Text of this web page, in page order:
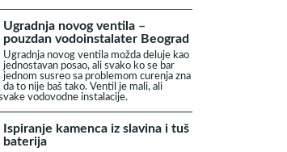
Ugradnja novog ventila –
pouzdan vodoinstalater Beograd
Ugradnja novog ventila možda deluje kao
jednostavan posao, ali svako ko se bar
jednom susreo sa problemom curenja zna
da to nije baš tako. Ventil je mali, ali
vodovodne instalacije.
Ispiranje kamenca iz slavina i tuš
baterija